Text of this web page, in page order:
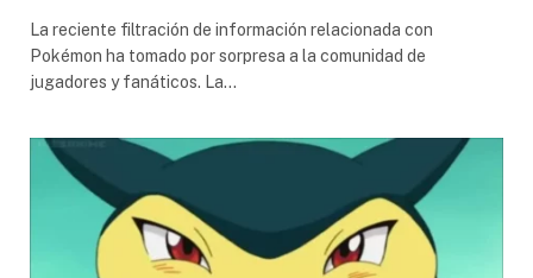
La reciente filtración de información relacionada con
Pokémon ha tomado por sorpresa a la comunidad de
jugadores y fanáticos. La…